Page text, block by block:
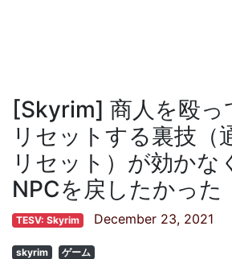
[Skyrim] 商人を殴っ
リセットする裏技（
リセット）が効かな
NPCを戻したかった
TESV: Skyrim December 23, 2021
skyrim ゲーム